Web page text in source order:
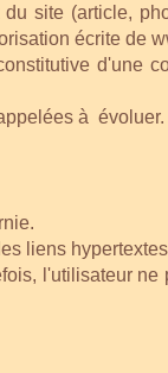
site (article,
écrite de
d'une
à évoluer.
liens
l'utilisateur